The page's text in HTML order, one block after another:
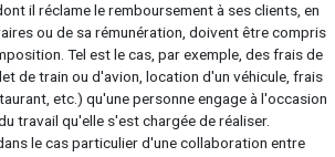
il réclame le remboursement à ses clients, en
ou de sa rémunération, doivent être compris
Tel est le cas, par exemple, des frais de
de train ou d'avion, location d'un véhicule, frais
etc.) qu'une personne engage à l'occasion
travail qu'elle s'est chargée de réaliser.
le cas particulier d'une collaboration entre